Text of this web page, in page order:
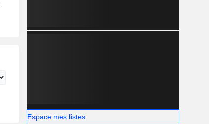
Espace mes listes